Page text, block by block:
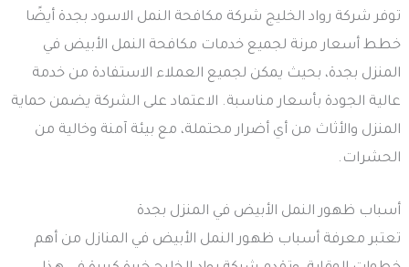
توفر شركة رواد الخليج شركة مكافحة النمل الاسود بجدة أيضًا
خطط أسعار مرنة لجميع خدمات مكافحة النمل الأبيض في
المنزل بجدة، بحيث يمكن لجميع العملاء الاستفادة من خدمة
عالية الجودة بأسعار مناسبة. الاعتماد على الشركة يضمن حماية
المنزل والأثاث من أي أضرار محتملة، مع بيئة آمنة وخالية من
الحشرات.
أسباب ظهور النمل الأبيض في المنزل بجدة
تعتبر معرفة أسباب ظهور النمل الأبيض في المنازل من أهم